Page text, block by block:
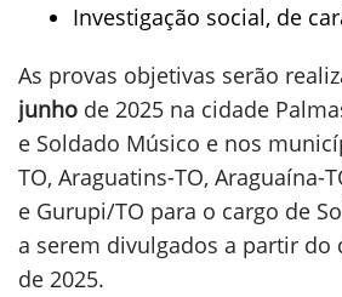
Investigação social, de
As provas objetivas serão
junho de 2025 na cidade
e Soldado Músico e nos
TO, Araguatins-TO, Araguaína-
e Gurupi/TO para o cargo de
a serem divulgados a partir do
de 2025.